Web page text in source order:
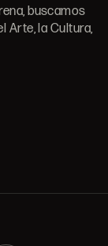
buscamos
Arte, la Cultura,